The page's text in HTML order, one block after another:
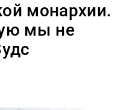
монархии.
мы не